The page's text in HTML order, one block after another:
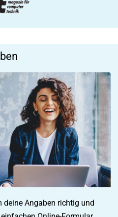
deine Angaben richtig und